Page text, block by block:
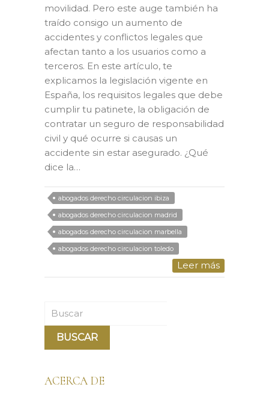
movilidad. Pero este auge también ha
traído consigo un aumento de
accidentes y conflictos legales que
afectan tanto a los usuarios como a
terceros. En este artículo, te
explicamos la legislación vigente en
España, los requisitos legales que debe
cumplir tu patinete, la obligación de
contratar un seguro de responsabilidad
civil y qué ocurre si causas un
accidente sin estar asegurado. ¿Qué
dice la…
abogados derecho circulacion ibiza
abogados derecho circulacion madrid
abogados derecho circulacion marbella
abogados derecho circulacion toledo
Leer más
ACERCA DE